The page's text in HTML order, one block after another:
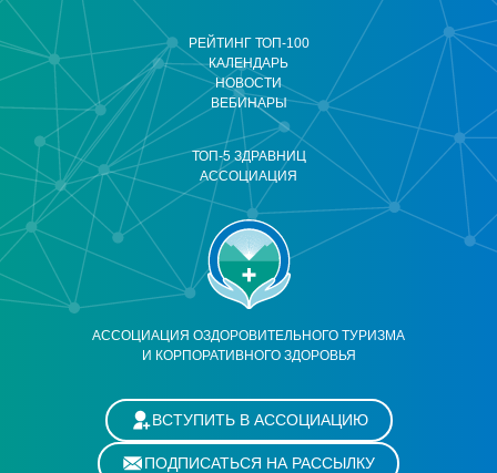
АССОЦИАЦИЯ ОЗДОРОВИТЕЛЬНОГО ТУРИЗМА
И КОРПОРАТИВНОГО ЗДОРОВЬЯ
РЕЙТИНГ ТОП-100
КАЛЕНДАРЬ
НОВОСТИ
ВЕБИНАРЫ
ТОП-5 ЗДРАВНИЦ
АССОЦИАЦИЯ
ВСТУПИТЬ В АССОЦИАЦИЮ
ПОДПИСАТЬСЯ НА РАССЫЛКУ